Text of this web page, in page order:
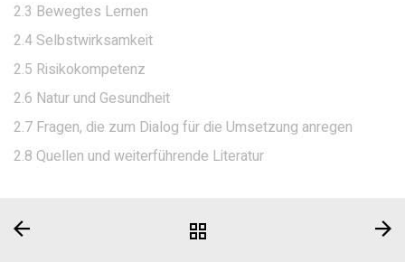
2.3 Bewegtes Lernen
2.4 Selbstwirksamkeit
2.5 Risikokompetenz
2.6 Natur und Gesundheit
2.7 Fragen, die zum Dialog für die Umsetzung anregen
2.8 Quellen und weiterführende Literatur